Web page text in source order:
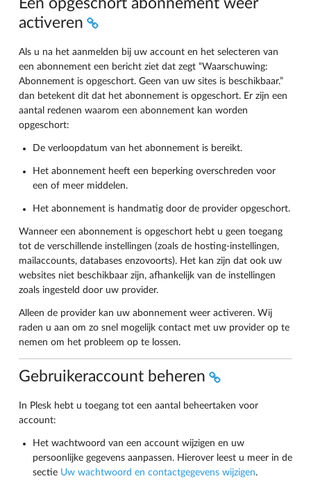
activeren
Als u na het aanmelden bij uw account en het selecteren van
een abonnement een bericht ziet dat zegt “Waarschuwing:
Abonnement is opgeschort. Geen van uw sites is beschikbaar.”
dan betekent dit dat het abonnement is opgeschort. Er zijn een
aantal redenen waarom een abonnement kan worden
opgeschort:
De verloopdatum van het abonnement is bereikt.
Het abonnement heeft een beperking overschreden voor
een of meer middelen.
Het abonnement is handmatig door de provider opgeschort.
Wanneer een abonnement is opgeschort hebt u geen toegang
tot de verschillende instellingen (zoals de hosting-instellingen,
mailaccounts, databases enzovoorts). Het kan zijn dat ook uw
websites niet beschikbaar zijn, afhankelijk van de instellingen
zoals ingesteld door uw provider.
Alleen de provider kan uw abonnement weer activeren. Wij
raden u aan om zo snel mogelijk contact met uw provider op te
nemen om het probleem op te lossen.
Gebruikeraccount beheren
In Plesk hebt u toegang tot een aantal beheertaken voor
account:
Het wachtwoord van een account wijzigen en uw
persoonlijke gegevens aanpassen. Hierover leest u meer in de
sectie Uw wachtwoord en contactgegevens wijzigen.